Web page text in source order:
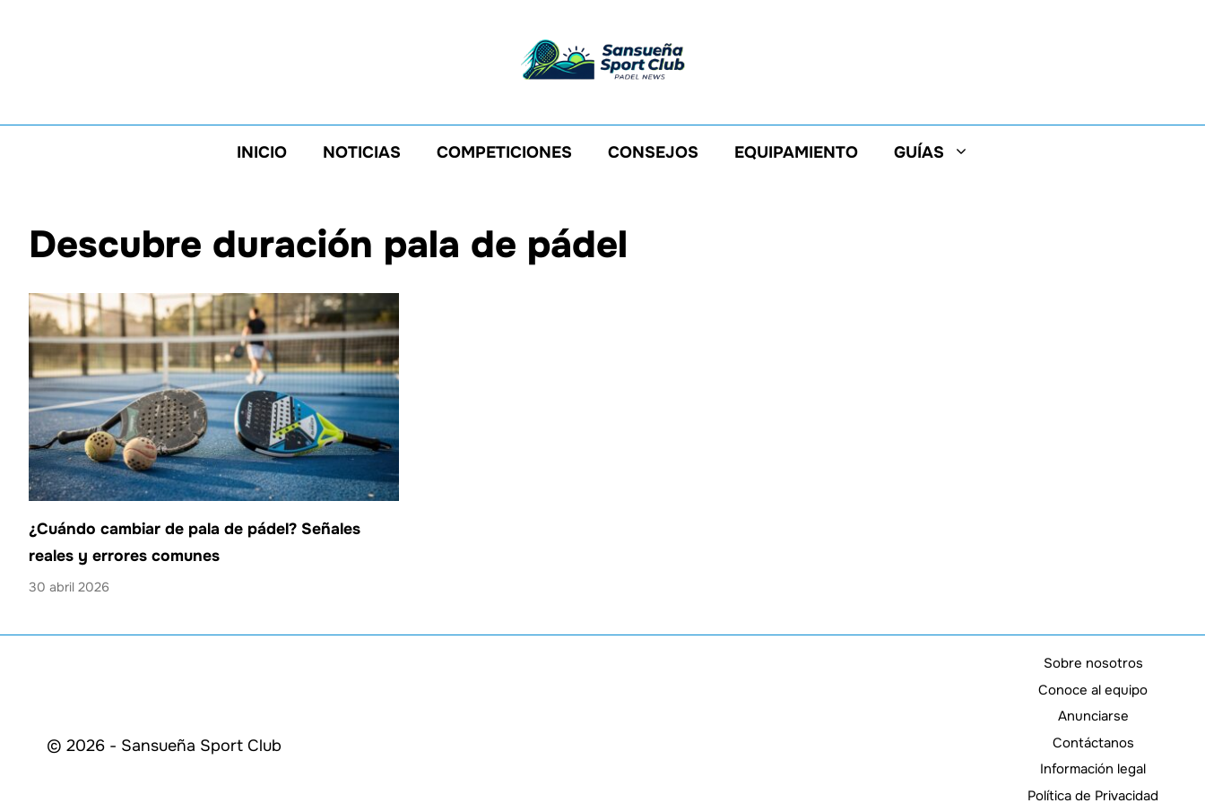
INICIO NOTICIAS COMPETICIONES CONSEJOS EQUIPAMIENTO GUÍAS
Descubre duración pala de pádel
¿Cuándo cambiar de pala de pádel? Señales
reales y errores comunes
30 abril 2026
Sobre nosotros
Conoce al equipo
Anunciarse
Contáctanos
Información legal
Política de Privacidad
© 2026 - Sansueña Sport Club